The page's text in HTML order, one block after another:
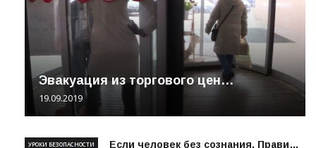
Эвакуация из торгового цен…
19.09.2019
Если человек без сознания. Прави…
УРОКИ БЕЗОПАСНОСТИ